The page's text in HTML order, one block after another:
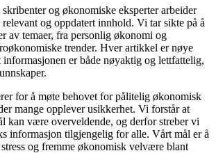
og økonomiske eksperter arbeider
og oppdatert innhold. Vi tar sikte på å
av temaer, fra personlig økonomi og
trender. Hver artikkel er nøye
er både nøyaktig og lettfattelig,
for å møte behovet for pålitelig økonomisk
mange opplever usikkerhet. Vi forstår at
kan være overveldende, og derfor streber vi
informasjon tilgjengelig for alle. Vårt mål er å
og fremme økonomisk velvære blant